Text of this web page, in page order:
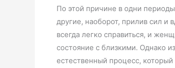
По этой причине в одни
другие, наоборот, прилив сил и
всегда легко справиться, и
состояние с близкими. Однако
естественный процесс, который